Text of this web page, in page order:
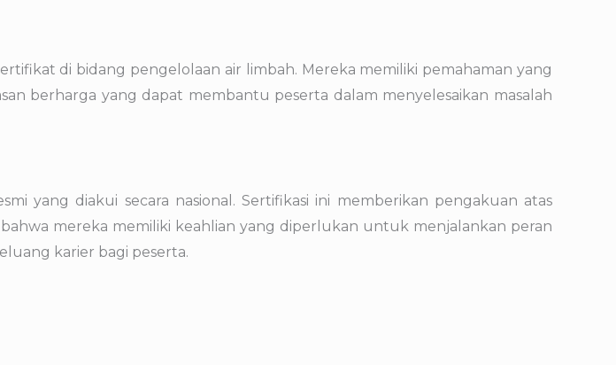
di bidang pengelolaan air limbah. Mereka memiliki pemahaman yang
berharga yang dapat membantu peserta dalam menyelesaikan masalah
yang diakui secara nasional. Sertifikasi ini memberikan pengakuan atas
mereka memiliki keahlian yang diperlukan untuk menjalankan peran
karier bagi peserta.